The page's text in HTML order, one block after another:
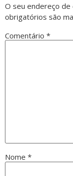
O seu endereço de
obrigatórios são
Comentário *
Nome *